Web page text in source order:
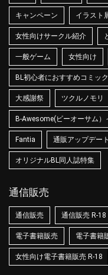
キャンペーン イラスト
女性向けサークル紹介
一般ゲーム 女性向け
BL初心者におすすめコミック
大感謝祭 ツクルノモリ
B-Awesome(ビーオーサム）
Fantia 通販アップデー
オリジナルBL同人誌特集
通信販売
通信販売 通信販売 R-18
電子書籍販売 電子書籍
女性向け電子書籍販売 R-18